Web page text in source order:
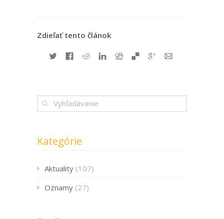
Zdieľať tento článok
Kategórie
Aktuality (107)
Oznamy (27)